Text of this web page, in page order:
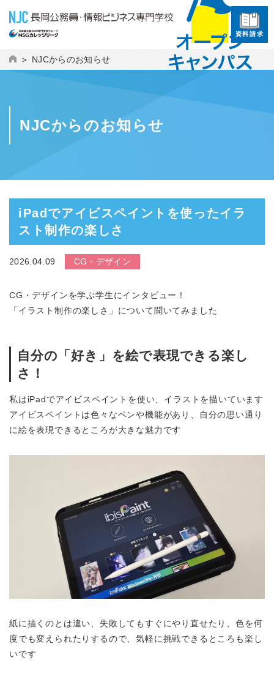
資料請求
NJCからのお知らせ
NJCからのお知らせ
iPadでアイビスペイントを使ったイラ
スト制作の楽しさ
2026.04.09 CG・デザイン
CG・デザインを学ぶ学生にインタビュー！
「イラスト制作の楽しさ」について聞いてみました
自分の「好き」を絵で表現できる楽し
さ！
私はiPadでアイビスペイントを使い、イラストを描いています
アイビスペイントは色々なペンや機能があり、自分の思い通り
に絵を表現できるところが大きな魅力です
紙に描くのとは違い、失敗してもすぐにやり直せたり、色を何
度でも変えられたりするので、気軽に挑戦できるところも楽し
いです